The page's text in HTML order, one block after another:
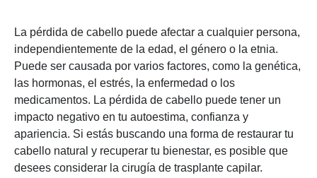
La pérdida de cabello puede afectar a cualquier persona,
independientemente de la edad, el género o la etnia.
Puede ser causada por varios factores, como la genética,
las hormonas, el estrés, la enfermedad o los
medicamentos. La pérdida de cabello puede tener un
impacto negativo en tu autoestima, confianza y
apariencia. Si estás buscando una forma de restaurar tu
cabello natural y recuperar tu bienestar, es posible que
desees considerar la cirugía de trasplante capilar.